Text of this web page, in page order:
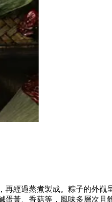
經過蒸煮製成。粽子的外觀
黃、香菇等，風味多層次且